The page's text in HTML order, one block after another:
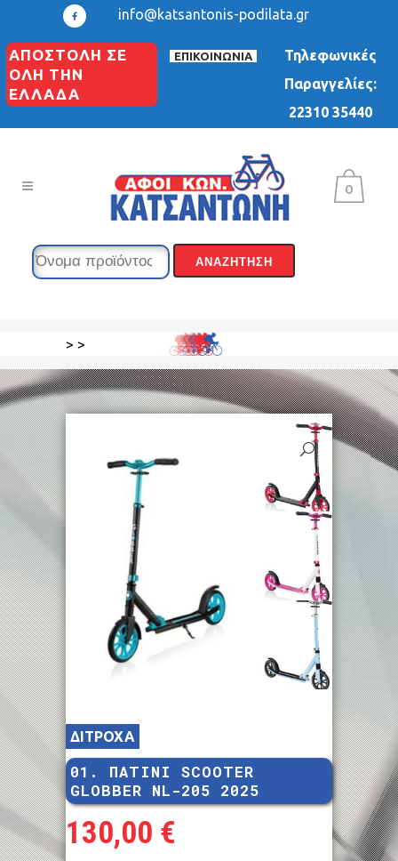
info@katsantonis-podilata.gr
ΑΠΟΣΤΟΛΗ ΣΕ
ΟΛΗ ΤΗΝ
ΕΛΛΑΔΑ
ΕΠΙΚΟΙΝΩΝΙΑ
Τηλεφωνικές
Παραγγελίες:
22310 35440
0
> >
ΔΙΤΡΟΧΑ
01. ΠΑΤΙΝΙ SCOOTER
GLOBBER NL-205 2025
130,00 €